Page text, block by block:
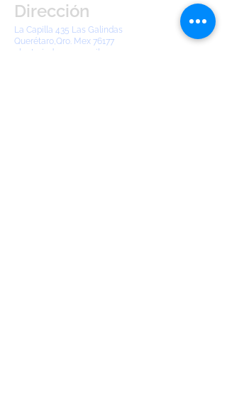
Dirección
La Capilla 435 Las Galindas
Querétaro,Qro. Mex 76177
electroindqro2@gmail.com